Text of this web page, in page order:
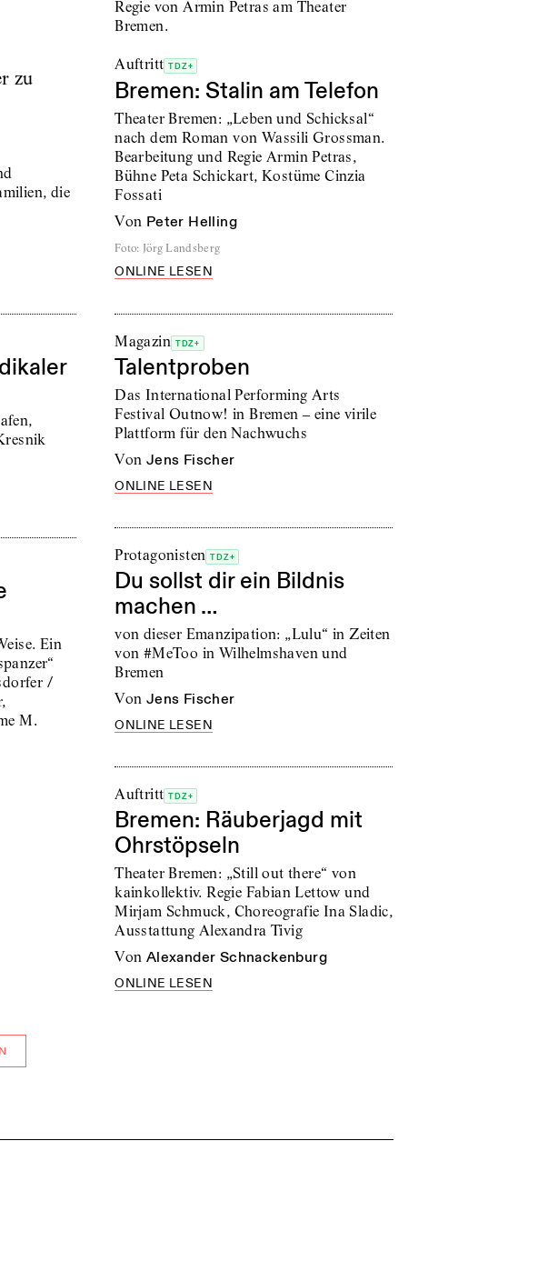
zu
die
Auftritt TDZ+
Bremen: Stalin am Telefon
Theater Bremen: „Leben und Schicksal“
nach dem Roman von Wassili Grossman.
Bearbeitung und Regie Armin Petras,
Bühne Peta Schickart, Kostüme Cinzia
Fossati
von Peter Helling
Foto: Jörg Landsberg
ONLINE LESEN
Magazin TDZ+
Talentproben
Das International Performing Arts
Festival Outnow! in Bremen – eine virile
Plattform für den Nachwuchs
von Jens Fischer
ONLINE LESEN
Protagonisten TDZ+
Du sollst dir ein Bildnis
machen …
von dieser Emanzipation: „Lulu“ in Zeiten
von #MeToo in Wilhelmshaven und
Bremen
von Jens Fischer
ONLINE LESEN
Ein
/
M.
Auftritt TDZ+
Bremen: Räuberjagd mit
Ohrstöpseln
Theater Bremen: „Still out there“ von
kainkollektiv. Regie Fabian Lettow und
Mirjam Schmuck, Choreografie Ina Sladic,
Ausstattung Alexandra Tivig
von Alexander Schnackenburg
ONLINE LESEN